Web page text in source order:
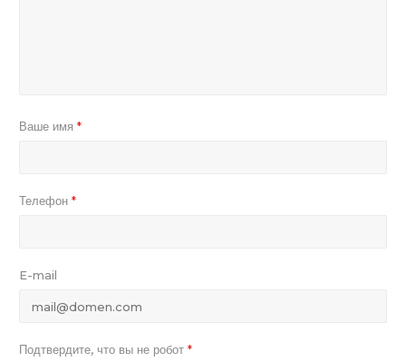
Ваше имя *
Телефон *
E-mail
Подтвердите, что вы не робот *